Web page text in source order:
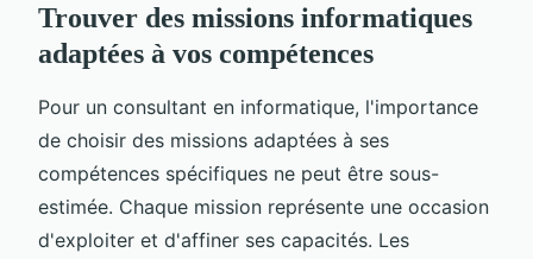
Trouver des missions informatiques
adaptées à vos compétences
Pour un consultant en informatique, l'importance
de choisir des missions adaptées à ses
compétences spécifiques ne peut être sous-
estimée. Chaque mission représente une occasion
d'exploiter et d'affiner ses capacités. Les